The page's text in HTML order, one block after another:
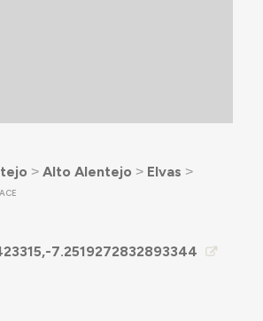
˃ Alto Alentejo ˃ Elvas ˃
7.2519272832893344